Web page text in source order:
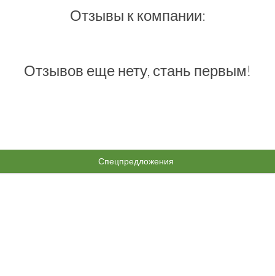
Отзывы к компании:
Отзывов еще нету, стань первым!
Спецпредложения